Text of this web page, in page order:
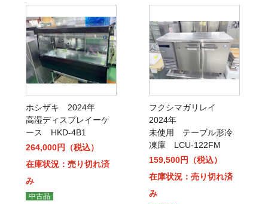
ホシザキ 2024年
高湿ディスプレイーケ
ース HKD-4B1
264,000円（税込）
在庫状況：売り切れ済
み
中古品
フクシマガリレイ
2024年
未使用 テーブル形冷
凍庫 LCU-122FM
159,500円（税込）
在庫状況：売り切れ済
み